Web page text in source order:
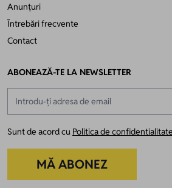
Anunțuri
Întrebări frecvente
Contact
ABONEAZĂ-TE LA NEWSLETTER
Sunt de acord cu Politica de confidentialitate
MĂ ABONEZ